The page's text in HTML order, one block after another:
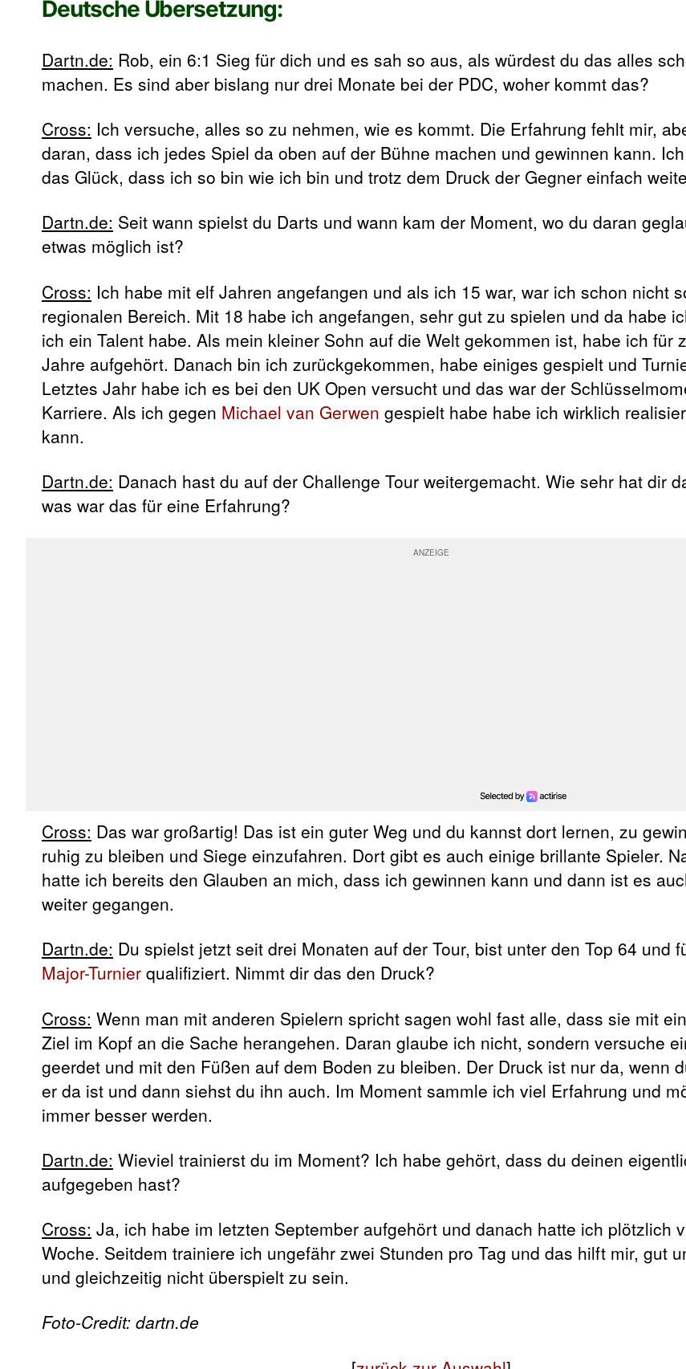
Deutsche Übersetzung:
Dartn.de: Rob, ein 6:1 Sieg für dich und es sah so aus, als würdest du das alles
machen. Es sind aber bislang nur drei Monate bei der PDC, woher kommt das?
Cross: Ich versuche, alles so zu nehmen, wie es kommt. Die Erfahrung fehlt mir,
daran, dass ich jedes Spiel da oben auf der Bühne machen und gewinnen kann.
das Glück, dass ich so bin wie ich bin und trotz dem Druck der Gegner einfach
Dartn.de: Seit wann spielst du Darts und wann kam der Moment, wo du daran
etwas möglich ist?
Cross: Ich habe mit elf Jahren angefangen und als ich 15 war, war ich schon nicht
regionalen Bereich. Mit 18 habe ich angefangen, sehr gut zu spielen und da habe
ich ein Talent habe. Als mein kleiner Sohn auf die Welt gekommen ist, habe ich für
Jahre aufgehört. Danach bin ich zurückgekommen, habe einiges gespielt und
Letztes Jahr habe ich es bei den UK Open versucht und das war der
Karriere. Als ich gegen Michael van Gerwen gespielt habe habe ich wirklich
kann.
Dartn.de: Danach hast du auf der Challenge Tour weitergemacht. Wie sehr hat dir
was war das für eine Erfahrung?
Cross: Das war großartig! Das ist ein guter Weg und du kannst dort lernen, zu
ruhig zu bleiben und Siege einzufahren. Dort gibt es auch einige brillante Spieler.
hatte ich bereits den Glauben an mich, dass ich gewinnen kann und dann ist es
weiter gegangen.
Dartn.de: Du spielst jetzt seit drei Monaten auf der Tour, bist unter den Top 64 und
Major-Turnier qualifiziert. Nimmt dir das den Druck?
Cross: Wenn man mit anderen Spielern spricht sagen wohl fast alle, dass sie mit
Ziel im Kopf an die Sache herangehen. Daran glaube ich nicht, sondern versuche
geerdet und mit den Füßen auf dem Boden zu bleiben. Der Druck ist nur da, wenn
er da ist und dann siehst du ihn auch. Im Moment sammle ich viel Erfahrung und
immer besser werden.
Dartn.de: Wieviel trainierst du im Moment? Ich habe gehört, dass du deinen
aufgegeben hast?
Cross: Ja, ich habe im letzten September aufgehört und danach hatte ich plötzlich
Woche. Seitdem trainiere ich ungefähr zwei Stunden pro Tag und das hilft mir, gut
und gleichzeitig nicht überspielt zu sein.
Foto-Credit: dartn.de